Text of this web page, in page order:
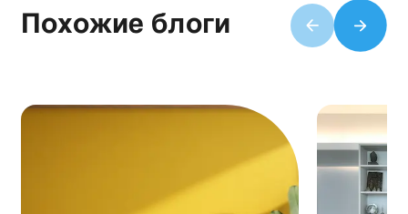
Похожие блоги